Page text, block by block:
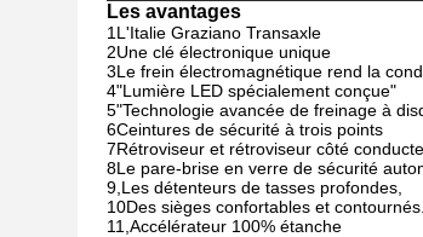
Les avantages
1L'Italie Graziano Transaxle
2Une clé électronique unique
3Le frein électromagnétique rend la
4"Lumière LED spécialement conçue"
5"Technologie avancée de freinage à
6Ceintures de sécurité à trois points
7Rétroviseur et rétroviseur côté
8Le pare-brise en verre de sécurité
9, Les détenteurs de tasses profondes,
10Des sièges confortables et contournés.
11, Accélérateur 100% étanche